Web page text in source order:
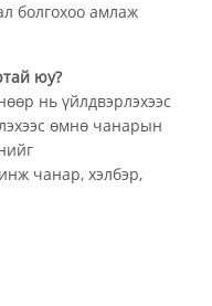
болгохоо амлаж
юу?
нь үйлдвэрлэхээс
өмнө чанарын
чанар, хэлбэр,